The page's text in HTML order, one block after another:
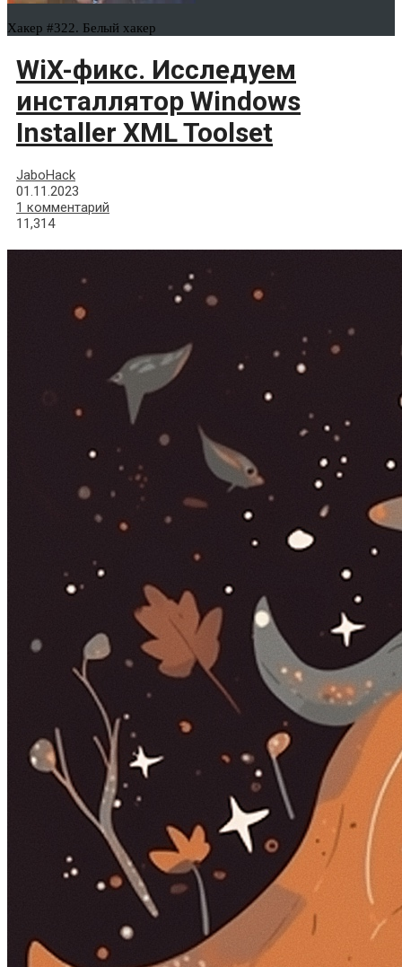
Хакер #322. Белый хакер
WiX-фикс. Исследуем
инсталлятор Windows
Installer XML Toolset
JaboHack
01.11.2023
1 комментарий
11,314